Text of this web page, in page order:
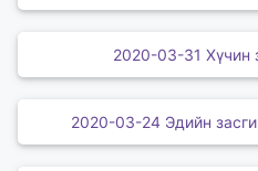
2020-03-31 Хүчин
2020-03-24 Эдийн